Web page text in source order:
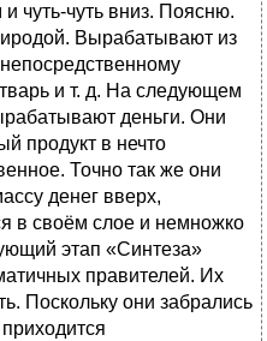
чуть-чуть вниз. Поясню.
Вырабатывают из
и т. д. На следующем
деньги. Они
продукт в нечто
Точно так же они
денег вверх,
в своём слое и немножко
этап «Синтеза»
правителей. Их
Поскольку они забрались